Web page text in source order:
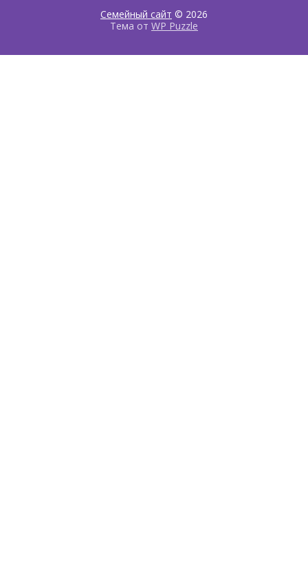
Семейный сайт © 2026
Тема от WP Puzzle